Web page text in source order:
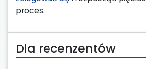
proces.
Dla recenzentów